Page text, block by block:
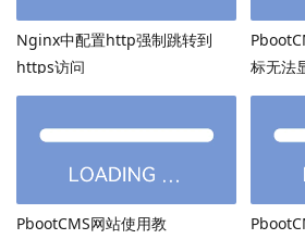
Nginx中配置http强制跳转到
https访问
标无法
方法
PbootCMS网站使用教